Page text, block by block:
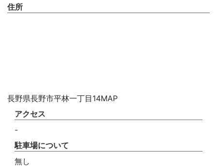
住所
長野県長野市平林一丁目14MAP
アクセス
-
駐車場について
無し